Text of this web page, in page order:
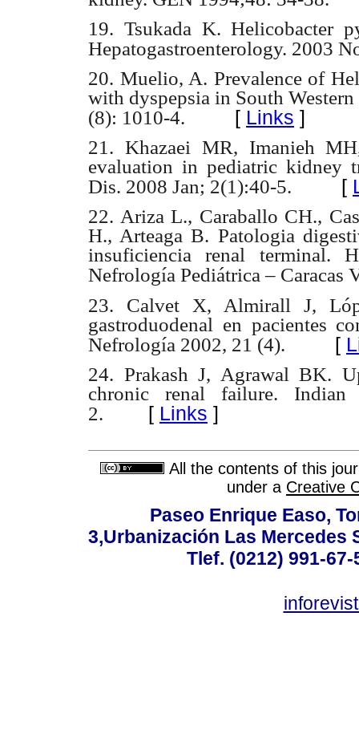
19. Tsukada K. Helicobacter
Hepatogastroenterology. 2003
20. Muelio, A. Prevalence of
with dyspepsia in South
(8): 1010-4.
[ Links ]
21. Khazaei MR, Imanieh
evaluation in pediatric kidney
Dis. 2008 Jan; 2(1):40-5.
[
22. Ariza L., Caraballo CH.,
H., Arteaga B. Patologia
insuficiencia renal terminal.
Nefrología Pediátrica – Caracas
23. Calvet X, Almirall J,
gastroduodenal en pacientes
Nefrología 2002, 21 (4).
[
24. Prakash J, Agrawal BK.
chronic renal failure. Indian
2. [ Links ]
All the contents of this
under a Creative
Paseo Enrique Easo,
3,Urbanización Las Mercedes
Tlef. (0212) 991-